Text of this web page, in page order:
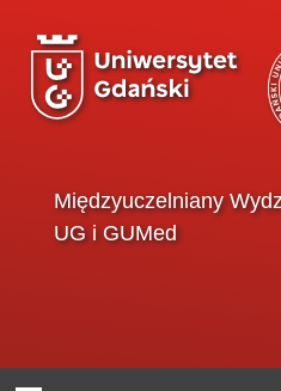
Międzyuczelniany
UG i GUMed